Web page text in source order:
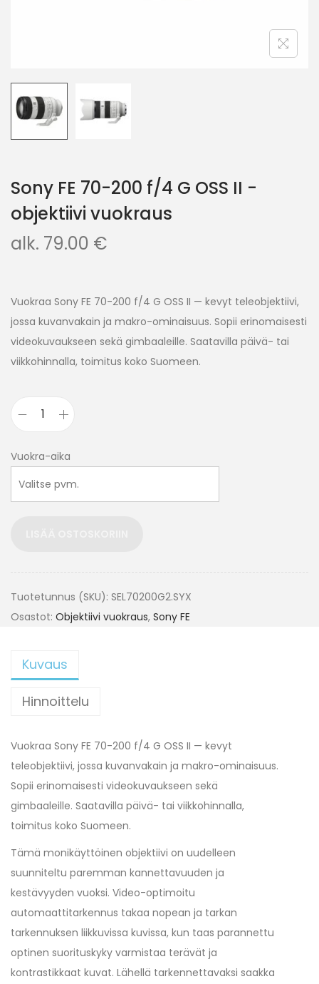
Sony FE 70-200 f/4 G OSS II -
objektiivi vuokraus
alk. 79.00 €
Vuokraa Sony FE 70-200 f/4 G OSS II — kevyt teleobjektiivi,
jossa kuvanvakain ja makro-ominaisuus. Sopii erinomaisesti
videokuvaukseen sekä gimbaaleille. Saatavilla päivä- tai
viikkohinnalla, toimitus koko Suomeen.
Vuokra-aika
Tuotetunnus (SKU): SEL70200G2.SYX
Osastot: Objektiivi vuokraus, Sony FE
Kuvaus
Hinnoittelu
Vuokraa Sony FE 70-200 f/4 G OSS II — kevyt
teleobjektiivi, jossa kuvanvakain ja makro-ominaisuus.
Sopii erinomaisesti videokuvaukseen sekä
gimbaaleille. Saatavilla päivä- tai viikkohinnalla,
toimitus koko Suomeen.
Tämä monikäyttöinen objektiivi on uudelleen
suunniteltu paremman kannettavuuden ja
kestävyyden vuoksi. Video-optimoitu
automaattitarkennus takaa nopean ja tarkan
tarkennuksen liikkuvissa kuvissa, kun taas parannettu
optinen suorituskyky varmistaa terävät ja
kontrastikkaat kuvat. Lähellä tarkennettavaksi saakka